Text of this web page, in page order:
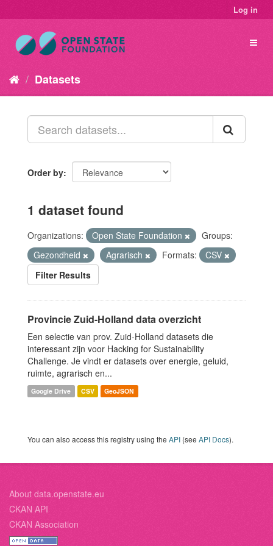
Log in
Datasets
Order by
1 dataset found
Organizations: Open State Foundation
Groups:
Gezondheid
Agrarisch Formats:
CSV
Filter Results
Provincie Zuid-Holland data overzicht
Een selectie van prov. Zuid-Holland datasets die
interessant zijn voor Hacking for Sustainability
Challenge. Je vindt er datasets over energie, geluid,
ruimte, agrarisch en...
Google Drive CSV GeoJSON
You can also access this registry using the API (see API Docs).
About data.openstate.eu
CKAN API
CKAN Association